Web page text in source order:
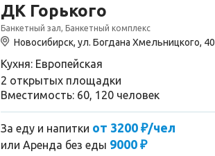
ДК Горького
Банкетный зал, Банкетный комплекс
Новосибирск, ул. Богдана Хмельницкого, 40
Кухня: Европейская
2 открытых площадки
Вместимость: 60, 120 человек
За еду и напитки от 3200 ₽/чел
или Аренда без еды 9000 ₽